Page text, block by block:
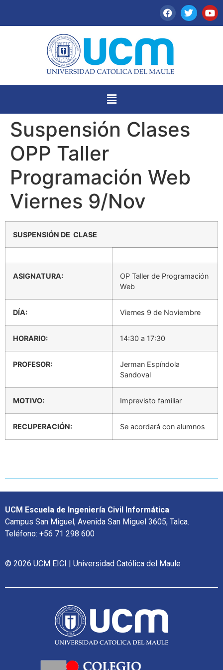
Suspensión Clases
OPP Taller
Programación Web
Viernes 9/Nov
SUSPENSIÓN DE CLASE
ASIGNATURA:
OP Taller de Programación
Web
DÍA: Viernes 9 de Noviembre
HORARIO: 14:30 a 17:30
PROFESOR:
Jerman Espíndola
Sandoval
MOTIVO: Imprevisto familiar
RECUPERACIÓN: Se acordará con alumnos
UCM Escuela de Ingeniería Civil Informática
Campus San Miguel, Avenida San Miguel 3605, Talca.
Teléfono: +56 71 298 600
© 2026 UCM EICI | Universidad Católica del Maule